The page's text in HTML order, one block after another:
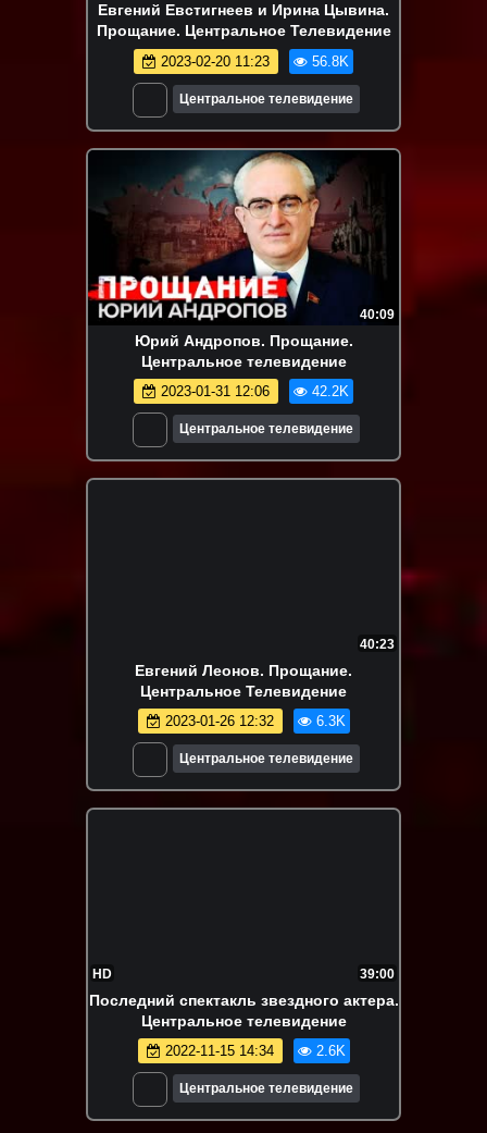
Евгений Евстигнеев и Ирина Цывина.
Прощание. Центральное Телевидение
2023-02-20 11:23 56.8K
Центральное телевидение
40:09
Юрий Андропов. Прощание.
Центральное телевидение
2023-01-31 12:06 42.2K
Центральное телевидение
40:23
Евгений Леонов. Прощание.
Центральное Телевидение
2023-01-26 12:32 6.3K
Центральное телевидение
HD 39:00
Последний спектакль звездного актера.
Центральное телевидение
2022-11-15 14:34 2.6K
Центральное телевидение